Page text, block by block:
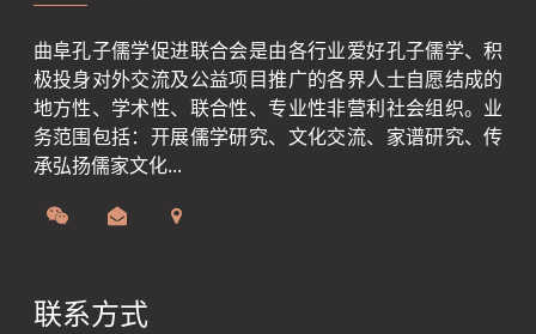
曲阜孔子儒学促进联合会是由各行业爱好孔子儒学、积
极投身对外交流及公益项目推广的各界人士自愿结成的
地方性、学术性、联合性、专业性非营利社会组织。业
务范围包括：开展儒学研究、文化交流、家谱研究、传
承弘扬儒家文化...
联系方式